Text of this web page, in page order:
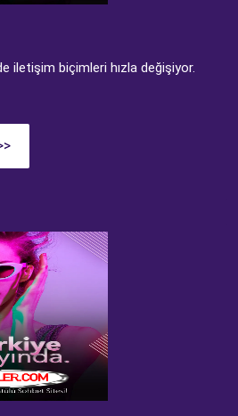
iletişim biçimleri hızla değişiyor.